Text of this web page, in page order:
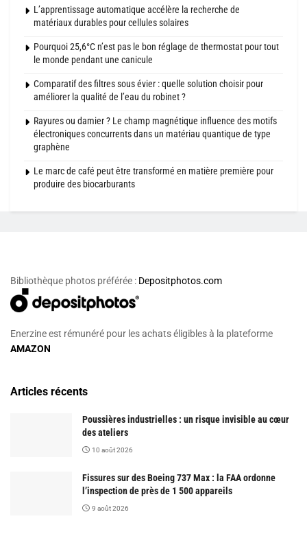
L’apprentissage automatique accélère la recherche de
matériaux durables pour cellules solaires
Pourquoi 25,6°C n’est pas le bon réglage de thermostat pour tout
le monde pendant une canicule
Comparatif des filtres sous évier : quelle solution choisir pour
améliorer la qualité de l’eau du robinet ?
Rayures ou damier ? Le champ magnétique influence des motifs
électroniques concurrents dans un matériau quantique de type
graphène
Le marc de café peut être transformé en matière première pour
produire des biocarburants
Bibliothèque photos préférée : Depositphotos.com
Enerzine est rémunéré pour les achats éligibles à la plateforme
AMAZON
Articles récents
Poussières industrielles : un risque invisible au cœur
des ateliers
10 août 2026
Fissures sur des Boeing 737 Max : la FAA ordonne
l’inspection de près de 1 500 appareils
9 août 2026